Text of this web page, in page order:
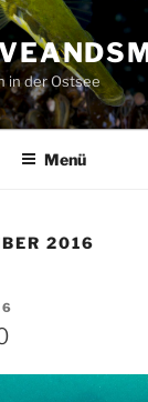
in der Ostsee
Menü
2016